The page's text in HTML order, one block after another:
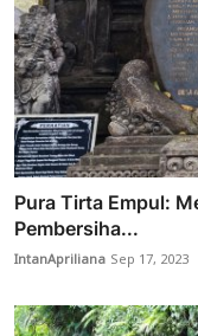
Pura Tirta Empul:
Pembersiha...
IntanApriliana Sep 17, 2023